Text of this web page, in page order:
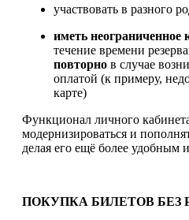
участвовать в разного
иметь неограниченное
течение времени
повторно в случае
оплатой (к примеру,
карте)
Функционал личного
модернизироваться и
делая его ещё более удобным
ПОКУПКА БИЛЕТОВ БЕЗ